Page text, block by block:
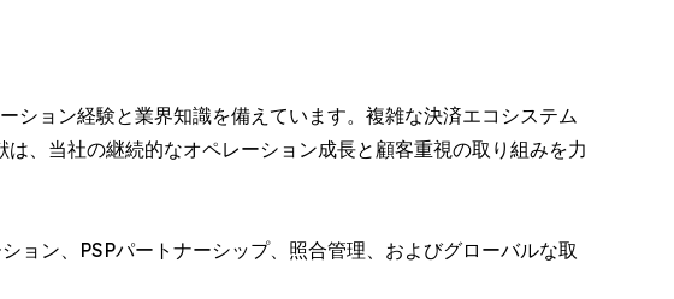
ション経験と業界知識を備えています。複雑な決済エコシステム
、当社の継続的なオペレーション成長と顧客重視の取り組みを力
ン、PSPパートナーシップ、照合管理、およびグローバルな取